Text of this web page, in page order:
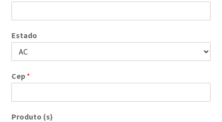
Estado
Cep *
Produto (s)